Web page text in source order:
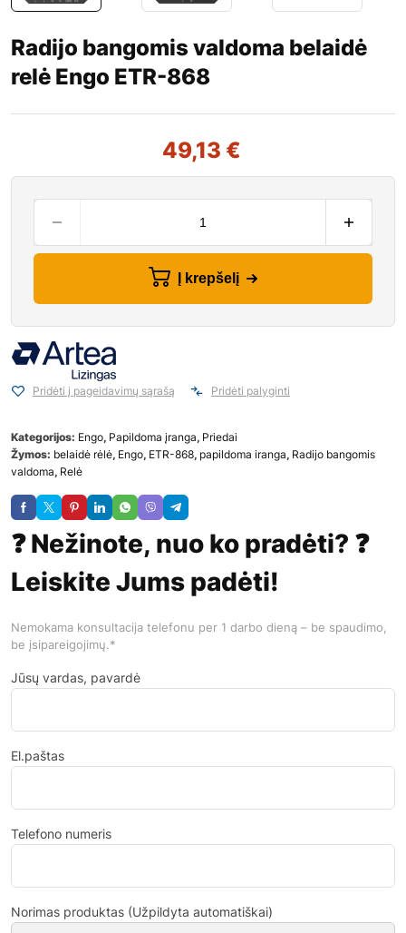
Radijo bangomis valdoma belaidė
relė Engo ETR-868
49,13 €
Į krepšelį
Pridėti į pageidavimų sąrašą Pridėti palyginti
Kategorijos: Engo, Papildoma įranga, Priedai
Žymos: belaidė rėlė, Engo, ETR-868, papildoma iranga, Radijo bangomis
valdoma, Relė
❓ Nežinote, nuo ko pradėti? ❓
Leiskite Jums padėti!
Nemokama konsultacija telefonu per 1 darbo dieną – be spaudimo,
be įsipareigojimų.*
Jūsų vardas, pavardė
El.paštas
Telefono numeris
Norimas produktas (Užpildyta automatiškai)